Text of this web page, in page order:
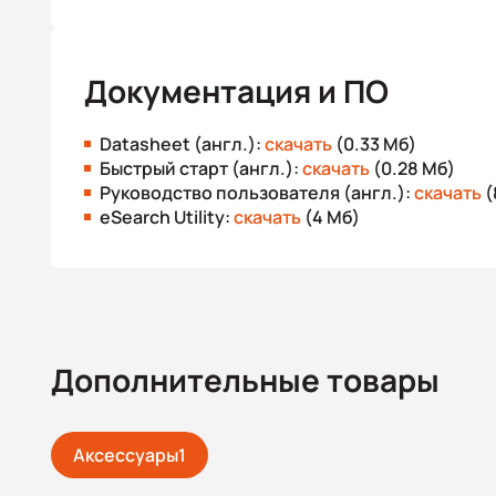
Документация и ПО
Datasheet (англ.):скачать (0.33 Мб)
Быстрый старт (англ.):скачать (0.28 Мб)
Руководство пользователя (англ.):скачать
eSearch Utility:скачать (4 Мб)
Дополнительные товары
Аксессуары1